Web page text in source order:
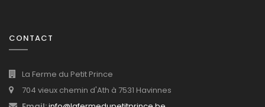
CONTACT
La Ferme du Petit Prince
704 vieux chemin d'Ath à 7531 Havinnes